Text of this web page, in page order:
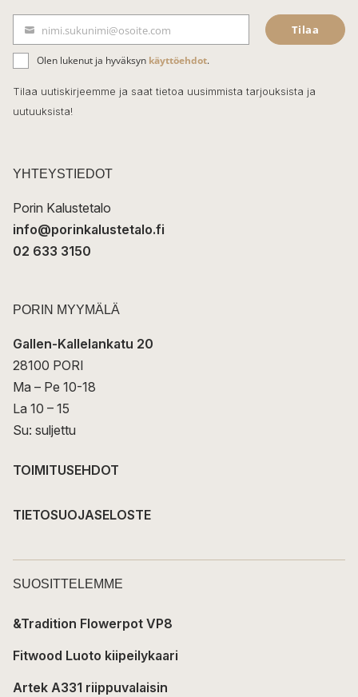
e
b
o
o
k
ä
h
k
t
nimi.sukunimi@osoite.com Tilaa
Olen lukenut ja hyväksyn käyttöehdot.
Tilaa uutiskirjeemme ja saat tietoa uusimmista tarjouksista ja
uutuuksista!
YHTEYSTIEDOT
Porin Kalustetalo
info@porinkalustetalo.fi
02 633 3150
PORIN MYYMÄLÄ
Gallen-Kallelankatu 20
28100 PORI
Ma – Pe 10-18
La 10 – 15
Su: suljettu
TOIMITUSEHDOT
TIETOSUOJASELOSTE
SUOSITTELEMME
&Tradition Flowerpot VP8
Fitwood Luoto kiipeilykaari
Artek A331 riippuvalaisin